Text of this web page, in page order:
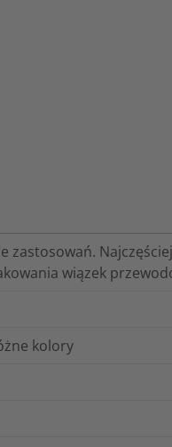
zastosowań.
wiązek
kolory